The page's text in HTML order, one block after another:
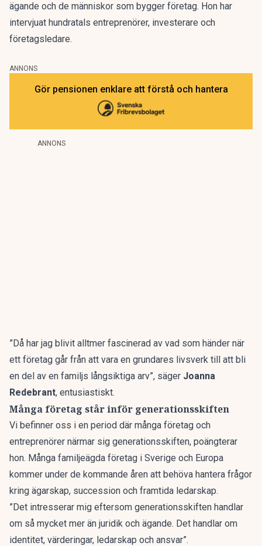
ägande och de människor som bygger företag. Hon har
intervjuat hundratals entreprenörer, investerare och
företagsledare.
ANNONS
Gör pensionen enklare att förstå och hantera
ANNONS
”Då har jag blivit alltmer fascinerad av vad som händer när
ett företag går från att vara en grundares livsverk till att bli
en del av en familjs långsiktiga arv”, säger Joanna
Redebrant, entusiastiskt.
Många företag står inför generationsskiften
Vi befinner oss i en period där många företag och
entreprenörer närmar sig generationsskiften, poängterar
hon. Många familjeägda företag i Sverige och Europa
kommer under de kommande åren att behöva hantera frågor
kring ägarskap, succession och framtida ledarskap.
”Det intresserar mig eftersom generationsskiften handlar
om så mycket mer än juridik och ägande. Det handlar om
identitet, värderingar, ledarskap och ansvar”.